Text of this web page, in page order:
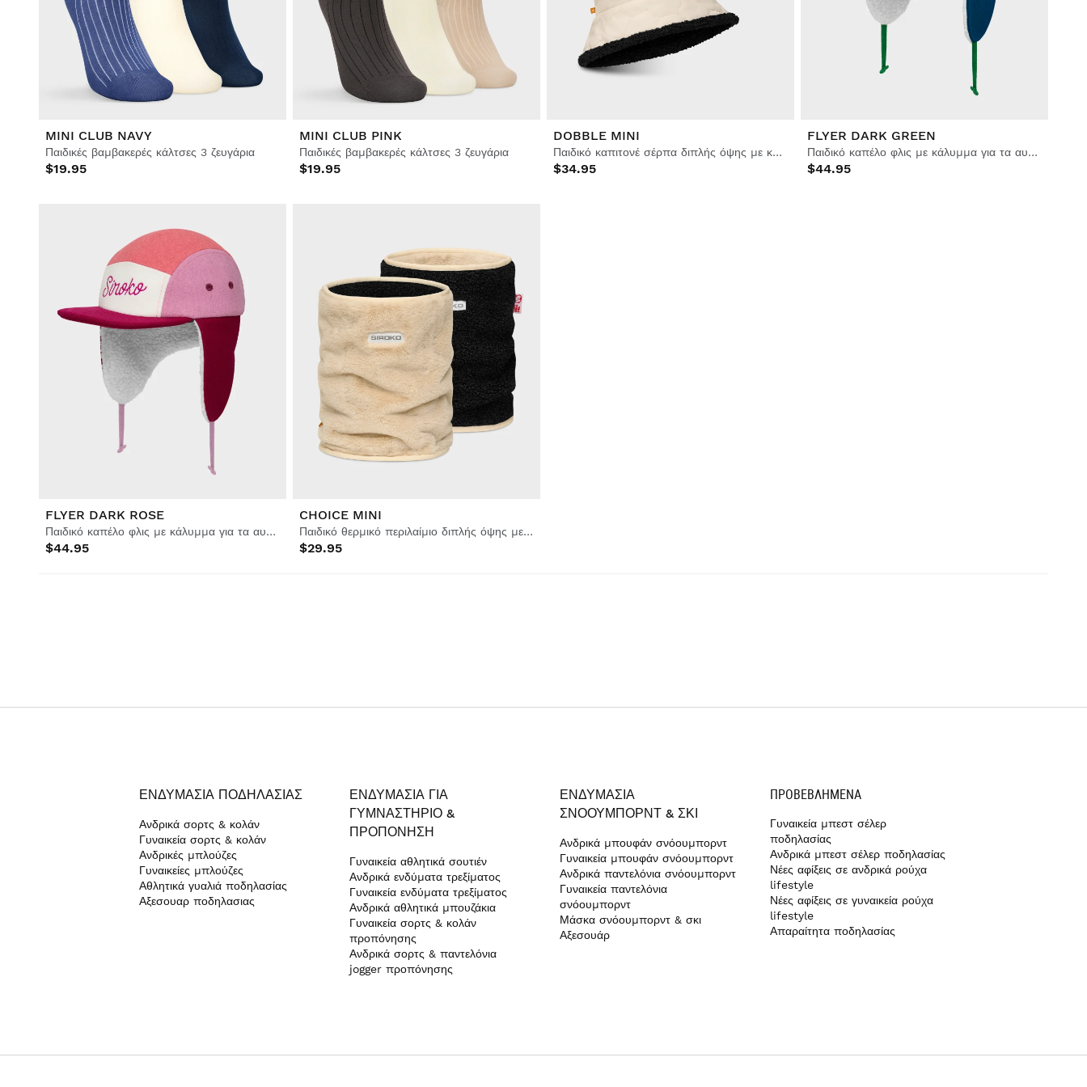
Σκι & Σνόουμπορντ
Lifestyle
Ποδόσφαιρο
Σκι & Σνόουμπορντ
Lifestyle
Ποδόσφαιρο
Ποδόσφαιρο
MINI CLUB NAVY
Παιδικές βαμβακερές κάλτσες 3 ζευγάρια
$19.95
MINI CLUB PINK
Παιδικές βαμβακερές κάλτσες 3 ζευγάρια
$19.95
DOBBLE MINI
Παιδικό καπιτονέ σέρπα διπλής όψης με καπέλο με γείσο
$34.95
FLYER DARK GREEN
Παιδικό καπέλο φλις με κάλυμμα για τα αυτιά
$44.95
FLYER DARK ROSE
Παιδικό καπέλο φλις με κάλυμμα για τα αυτιά
$44.95
CHOICE MINI
Παιδικό θερμικό περιλαίμιο διπλής όψης με σέρπα & μικροΐνες φλις
$29.95
ΕΝΔΥΜΑΣΊΑ ΠΟΔΗΛΑΣΊΑΣ
Ανδρικά σορτς & κολάν
Γυναικεία σορτς & κολάν
Ανδρικές μπλούζες
Γυναικείες μπλούζες
Αθλητικά γυαλιά ποδηλασίας
Αξεσουαρ ποδηλασιας
ΕΝΔΥΜΑΣΊΑ ΓΙΑ
ΓΥΜΝΑΣΤΉΡΙΟ &
ΠΡΟΠΌΝΗΣΗ
Γυναικεία αθλητικά σουτιέν
Ανδρικά ενδύματα τρεξίματος
Γυναικεία ενδύματα τρεξίματος
Ανδρικά αθλητικά μπουζάκια
Γυναικεία σορτς & κολάν
προπόνησης
Ανδρικά σορτς & παντελόνια
jogger προπόνησης
ΕΝΔΥΜΑΣΊΑ
ΣΝΌΟΥΜΠΟΡΝΤ & ΣΚΙ
Ανδρικά μπουφάν σνόουμπορντ
Γυναικεία μπουφάν σνόουμπορντ
Ανδρικά παντελόνια σνόουμπορντ
Γυναικεία παντελόνια
σνόουμπορντ
Μάσκα σνόουμπορντ & σκι
Αξεσουάρ
ΠΡΟΒΕΒΛΗΜΈΝΑ
Γυναικεία μπεστ σέλερ
ποδηλασίας
Ανδρικά μπεστ σέλερ ποδηλασίας
Νέες αφίξεις σε ανδρικά ρούχα
lifestyle
Νέες αφίξεις σε γυναικεία ρούχα
lifestyle
Απαραίτητα ποδηλασίας